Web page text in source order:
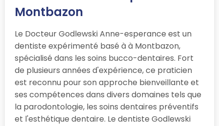
Montbazon
Le Docteur Godlewski Anne-esperance est un
dentiste expérimenté basé à à Montbazon,
spécialisé dans les soins bucco-dentaires. Fort
de plusieurs années d'expérience, ce praticien
est reconnu pour son approche bienveillante et
ses compétences dans divers domaines tels que
la parodontologie, les soins dentaires préventifs
et l'esthétique dentaire. Le dentiste Godlewski